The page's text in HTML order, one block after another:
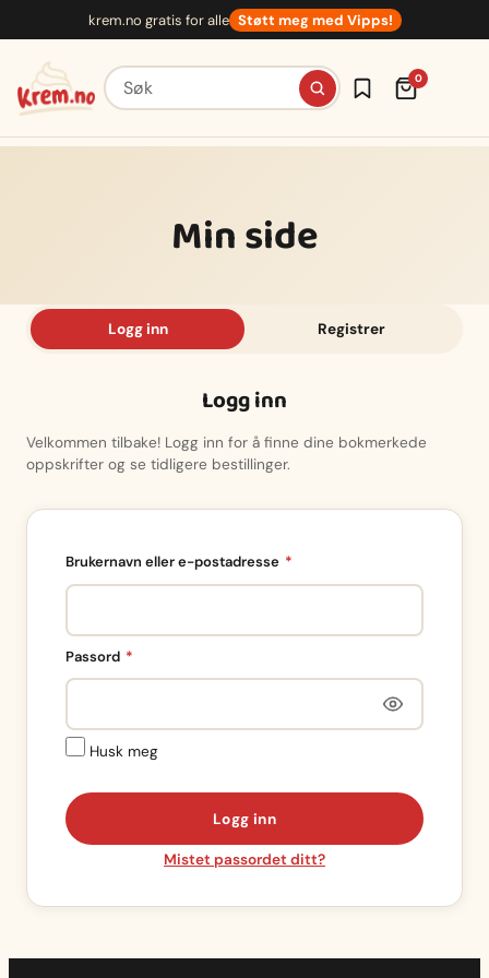
innhold
krem.no gratis for alle Støtt meg med Vipps!
Søk etter oppskrifter 0
Min side
Logg inn Registrer
Logg inn
Velkommen tilbake! Logg inn for å finne dine bokmerkede
oppskrifter og se tidligere bestillinger.
Brukernavn eller e-postadresse *
Passord *
Husk meg
Logg inn
Mistet passordet ditt?